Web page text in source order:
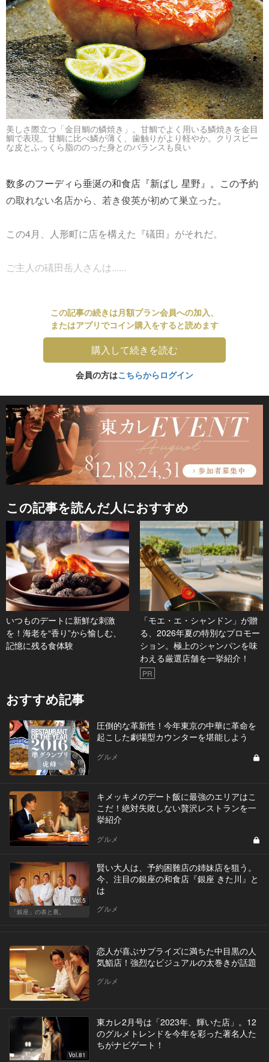
美しさ際立つ「金目鯛の鱗焼き」。甘鯛でよく用いる鱗焼きを金目
鯛で表現。甘鯛に比べ鱗が薄く、歯触りがより軽やか。クリスピー
な皮とふっくら脂ののった身とのバランスも良い
数多のフーディら垂涎の和食店『新ばし 星野』。この予約
の取れない名店から、若き俊英が初めて巣立った。
この4月、人形町に店を構えた『礒田』がそれだ。
ご主人の礒田岳人さんは......
この記事の続きは月額プラン会員への加入、
またはアプリでコイン購入をすると読めます
購入して続きを読む
会員の方はこちらからログイン
この記事を読んだ人におすすめ
いつものデートに新鮮な刺激
を！海老を“香り”から愉しむ、
記憶に残る食体験
「モエ・エ・シャンドン」が贈
る、2026年夏の特別なプロモー
ション。極上のシャンパンを味
わえる厳選店舗を一挙紹介！
PR
おすすめ記事
圧倒的な革新性！今年東京の中華に革命を
起こした劇場型カウンターを堪能しよう
グルメ
キメッキメのデート飯に最強のエリアはこ
こだ！絶対失敗しない贅沢レストランを一
挙紹介
グルメ
Vol.5
「銀座」の表と裏。
賢い大人は、予約困難店の姉妹店を狙う。
今、注目の銀座の和食店『銀座 きた川』と
は
グルメ
恋人が喜ぶサプライズに満ちた中目黒の人
気鮨店！強烈なビジュアルの太巻きが話題
グルメ
Vol.81
東カレ2月号は「2023年、輝いた店」。12
のグルメトレンドを今年を彩った著名人た
ちがナビゲート！